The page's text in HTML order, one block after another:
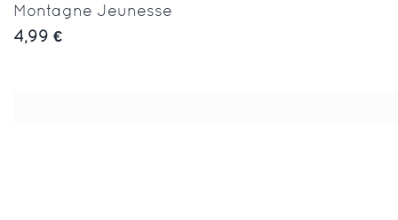
Montagne Jeunesse
4,99 €